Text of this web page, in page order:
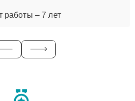
работы – 7 лет